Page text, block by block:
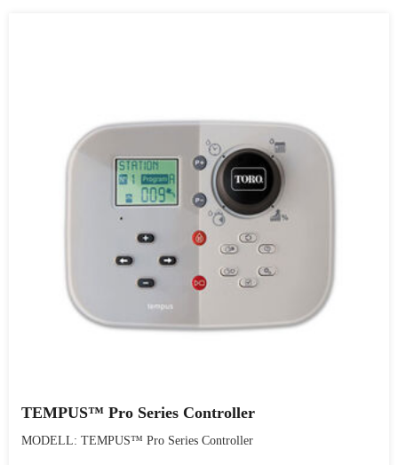
TEMPUS™ Pro Series Controller
MODELL: TEMPUS™ Pro Series Controller